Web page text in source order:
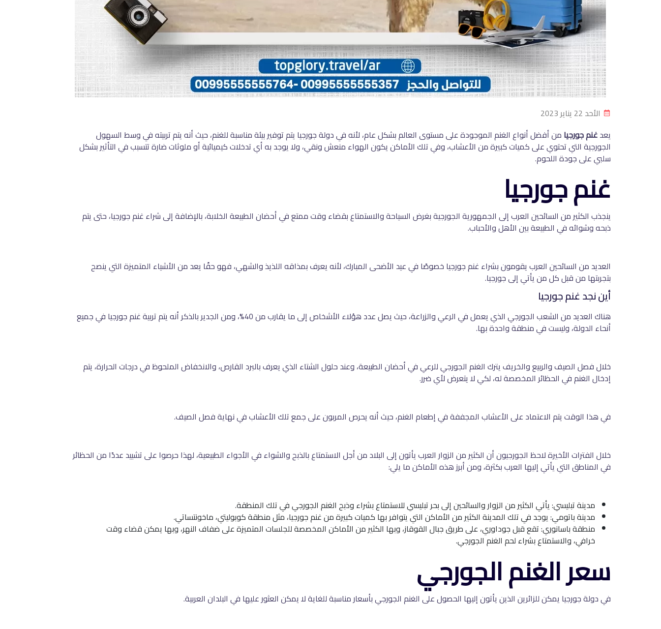
الأحد 22 يناير 2023
يعدغنم جورجيا من أفضل أنواع الغنم الموجودة على مستوى العالم بشكل عام، لأنه في دولة جورجيا يتم توفير بيئة مناسبة للغنم، حيث أنه يتم تربيته في وسط السهول
الجورجية التي تحتوي على كميات كبيرة من الأعشاب، وفي تلك الأماكن يكون الهواء منعش ونقي، ولا يوجد به أي تدخلات كيميائية أو ملوثات ضارة تتسبب في التأثير بشكل
سلبي على جودة اللحوم.
غنم جورجيا
ينجذب الكثير من السائحين العرب إلى الجمهورية الجورجية بغرض السياحة والاستمتاع بقضاء وقت ممتع في أحضان الطبيعة الخلابة، بالإضافة إلى شراء غنم جورجيا، حتى يتم
ذبحه وشوائه في الطبيعة بين الأهل والأحباب.
العديد من السائحين العرب يقومون بشراء غنم جورجيا خصوصًا في عيد الأضحى المبارك، لأنه يعرف بمذاقه اللذيذ والشهي، فهو حقًا يعد من الأشياء المتميزة التي ينصح
بتجربتها من قبل كل من يأتي إلى جورجيا.
أين نجد غنم جورجيا
هناك العديد من الشعب الجورجي الذي يعمل في الرعي والزراعة، حيث يصل عدد هؤلاء الأشخاص إلى ما يقارب من 40%، ومن الجدير بالذكر أنه يتم تربية غنم جورجيا في جميع
أنحاء الدولة، وليست في منطقة واحدة بها.
خلال فصل الصيف والربيع والخريف يترك الغنم الجورجي للرعي في أحضان الطبيعة، وعند حلول الشتاء الذي يعرف بالبرد القارص، والانخفاض الملحوظ في درجات الحرارة، يتم
إدخال الغنم في الحظائر المخصصة له، لكي لا يتعرض لأي ضرر.
في هذا الوقت يتم الاعتماد على الأعشاب المجففة في إطعام الغنم، حيث أنه يحرص المربون على جمع تلك الأعشاب في نهاية فصل الصيف.
خلال الفترات الأخيرة لاحظ الجورجيون أن الكثير من الزوار العرب يأتون إلى البلاد من أجل الاستمتاع بالذبح والشواء في الأجواء الطبيعية، لهذا حرصوا على تشييد عددًا من الحظائر
في المناطق التي يأتي إليها العرب بكثرة، ومن أبرز هذه الأماكن ما يلي:
مدينة تبليسي: يأتي الكثير من الزوار والسائحين إلى بحر تبليسي للاستمتاع بشراء وذبح الغنم الجورجي في تلك المنطقة.
مدينة باتومي: يوجد في تلك المدينة الكثير من الأماكن التي يتوافر بها كميات كبيرة من غنم جورجيا، مثل منطقة كوبوليتي، ماخونتساتي.
منطقة باسانوري: تقع قبل جوداوري، على طريق جبال القوقاز، وبها الكثير من الأماكن المخصصة للجلسات المتميزة على ضفاف النهر، وبها يمكن قضاء وقت
خرافي، والاستمتاع بشراء لحم الغنم الجورجي.
سعر الغنم الجورجي
في دولة جورجيا يمكن للزائرين الذين يأتون إليها الحصول على الغنم الجورجي بأسعار مناسبة للغاية لا يمكن العثور عليها في البلدان العربية.